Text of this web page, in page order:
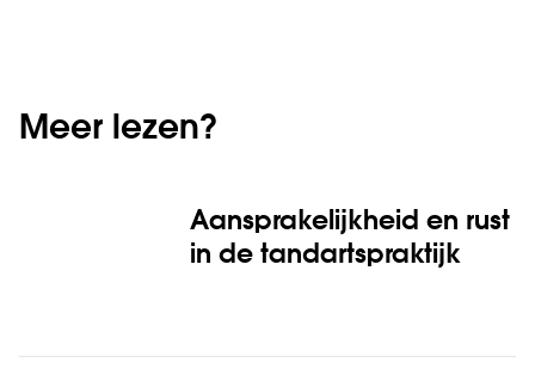
Meer lezen?
Aansprakelijkheid en rust
in de tandartspraktijk